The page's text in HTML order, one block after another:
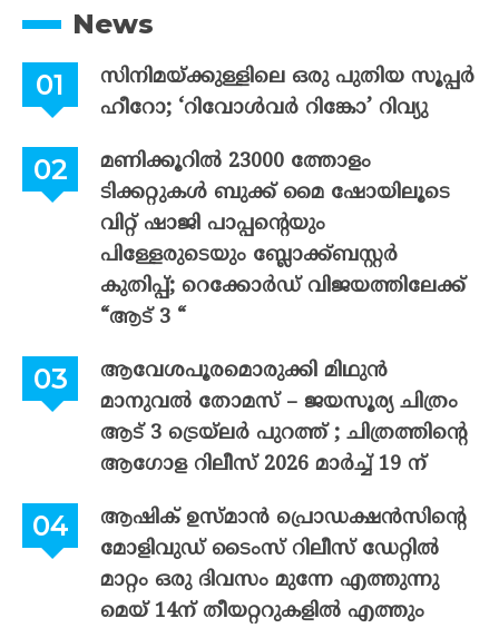
News
സിനിമയ്ക്കുള്ളിലെ ഒരു പുതിയ സൂപ്പർ
ഹീറോ; ‘റിവോൾവർ റിങ്കോ’ റിവ്യു
മണിക്കൂറിൽ 23000 ത്തോളം
ടിക്കറ്റുകൾ ബുക്ക് മൈ ഷോയിലൂടെ
വിറ്റ് ഷാജി പാപ്പന്റെയും
പിള്ളേരുടെയും ബ്ലോക്ക്ബസ്റ്റർ
കുതിപ്പ്; റെക്കോർഡ് വിജയത്തിലേക്ക്
“ആട് 3 “
ആവേശപൂരമൊരുക്കി മിഥുൻ
മാനുവൽ തോമസ് – ജയസൂര്യ ചിത്രം
ആട് 3 ട്രെയ്‌ലർ പുറത്ത് ; ചിത്രത്തിന്റെ
ആഗോള റിലീസ് 2026 മാർച്ച് 19 ന്
ആഷിക് ഉസ്മാൻ പ്രൊഡക്ഷൻസിന്റെ
മോളിവുഡ് ടൈംസ് റിലീസ് ഡേറ്റിൽ
മാറ്റം ഒരു ദിവസം മുന്നേ എത്തുന്നു
മെയ് 14ന് തീയറ്ററുകളിൽ എത്തും